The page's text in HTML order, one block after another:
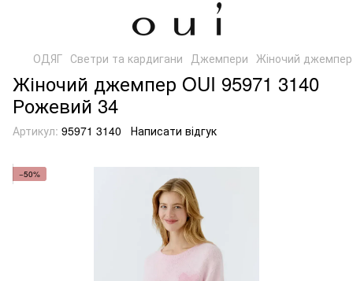
ОДЯГ Светри та кардигани Джемпери Жіночий
Жіночий джемпер OUI 95971 3140
Рожевий 34
Артикул: 95971 3140 Написати відгук
−50%